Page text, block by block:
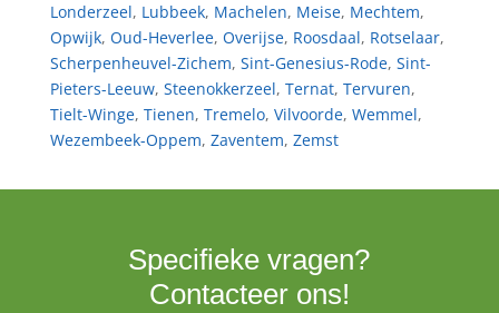
Londerzeel, Lubbeek, Machelen, Meise, Mechtem,
Opwijk, Oud-Heverlee, Overijse, Roosdaal, Rotselaar,
Scherpenheuvel-Zichem, Sint-Genesius-Rode, Sint-
Pieters-Leeuw, Steenokkerzeel, Ternat, Tervuren,
Tielt-Winge, Tienen, Tremelo, Vilvoorde, Wemmel,
Wezembeek-Oppem, Zaventem, Zemst
Specifieke vragen?
Contacteer ons!